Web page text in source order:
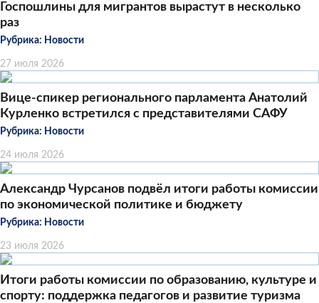
Госпошлины для мигрантов вырастут в несколько
раз
Рубрика: Новости
27 июля 2026
Вице-спикер регионального парламента Анатолий
Курленко встретился с представителями САФУ
Рубрика: Новости
24 июля 2026
Александр Чурсанов подвёл итоги работы комиссии
по экономической политике и бюджету
Рубрика: Новости
23 июля 2026
Итоги работы комиссии по образованию, культуре и
спорту: поддержка педагогов и развитие туризма